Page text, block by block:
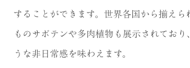
することができます。世界各国から揃え
ものサボテンや多肉植物も展示されており
うな非日常感を味わえます。